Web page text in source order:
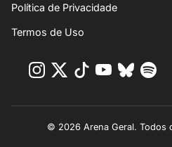
Política de Privacidade
Termos de Uso
© 2026 Arena Geral. Todos